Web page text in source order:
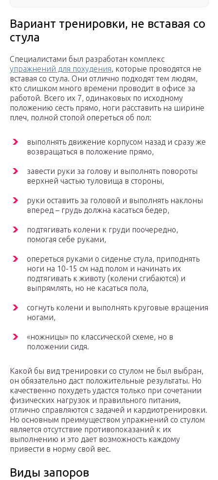
Вариант тренировки, не вставая со
стула
Специалистами был разработан комплекс
упражнений для похудения, которые проводятся не
вставая со стула. Они отлично подходят тем людям,
кто слишком много времени проводит в офисе за
работой. Всего их 7, одинаковых по исходному
положению сесть прямо, ноги расставить на ширине
плеч, полной стопой опереться об пол:
выполнять движение корпусом назад и сразу же
возвращаться в положение прямо,
завести руки за голову и выполнять повороты
верхней частью туловища в стороны,
руки оставить за головой и выполнять наклоны
вперед – грудь должна касаться бедер,
подтягивать колени к груди поочередно,
помогая себе руками,
опереться руками о сиденье стула, приподнять
ноги на 10-15 см над полом и начинать их
подтягивать к животу (колени сгибаются) и
выпрямлять, но не касаться пола,
согнуть колени и выполнять круговые вращения
ногами,
«ножницы» по классической схеме, но в
положении сидя.
Какой бы вид тренировки со стулом не был выбран,
он обязательно даст положительные результаты. Но
качественно похудеть удастся только при сочетании
физических нагрузок и правильного питания,
отлично справляются с задачей и кардиотренировки.
Но основным преимуществом упражнений со стулом
является отсутствие противопоказаний к их
выполнению и это дает возможность каждому
привести в норму свой вес.
Виды запоров